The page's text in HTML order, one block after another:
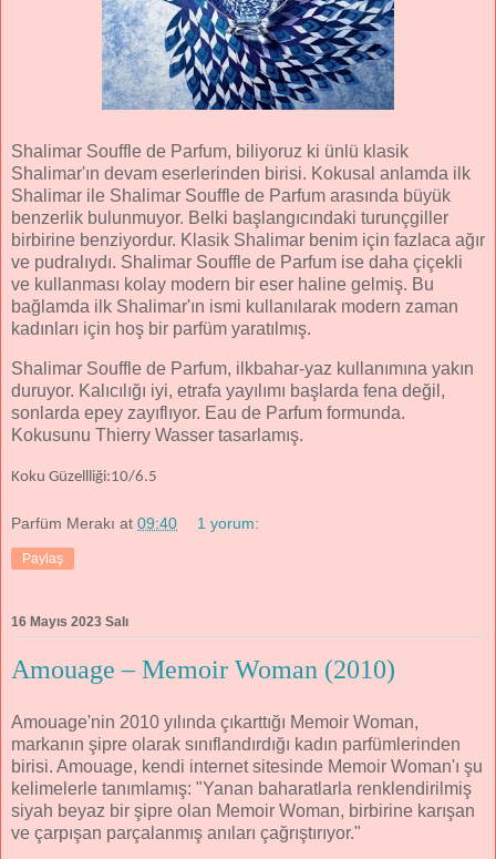
Shalimar Souffle de Parfum, biliyoruz ki ünlü klasik
Shalimar'ın devam eserlerinden birisi. Kokusal anlamda ilk
Shalimar ile Shalimar Souffle de Parfum arasında büyük
benzerlik bulunmuyor. Belki başlangıcındaki turunçgiller
birbirine benziyordur. Klasik Shalimar benim için fazlaca ağır
ve pudralıydı. Shalimar Souffle de Parfum ise daha çiçekli
ve kullanması kolay modern bir eser haline gelmiş. Bu
bağlamda ilk Shalimar'ın ismi kullanılarak modern zaman
kadınları için hoş bir parfüm yaratılmış.
Shalimar Souffle de Parfum, ilkbahar-yaz kullanımına yakın
duruyor. Kalıcılığı iyi, etrafa yayılımı başlarda fena değil,
sonlarda epey zayıflıyor. Eau de Parfum formunda.
Kokusunu Thierry Wasser tasarlamış.
Koku Güzellliği:10/6.5
Parfüm Merakı at 09:40 1 yorum:
Paylaş
16 Mayıs 2023 Salı
Amouage – Memoir Woman (2010)
Amouage'nin 2010 yılında çıkarttığı Memoir Woman,
markanın şipre olarak sınıflandırdığı kadın parfümlerinden
birisi. Amouage, kendi internet sitesinde Memoir Woman'ı şu
kelimelerle tanımlamış: "Yanan baharatlarla renklendirilmiş
siyah beyaz bir şipre olan Memoir Woman, birbirine karışan
ve çarpışan parçalanmış anıları çağrıştırıyor."